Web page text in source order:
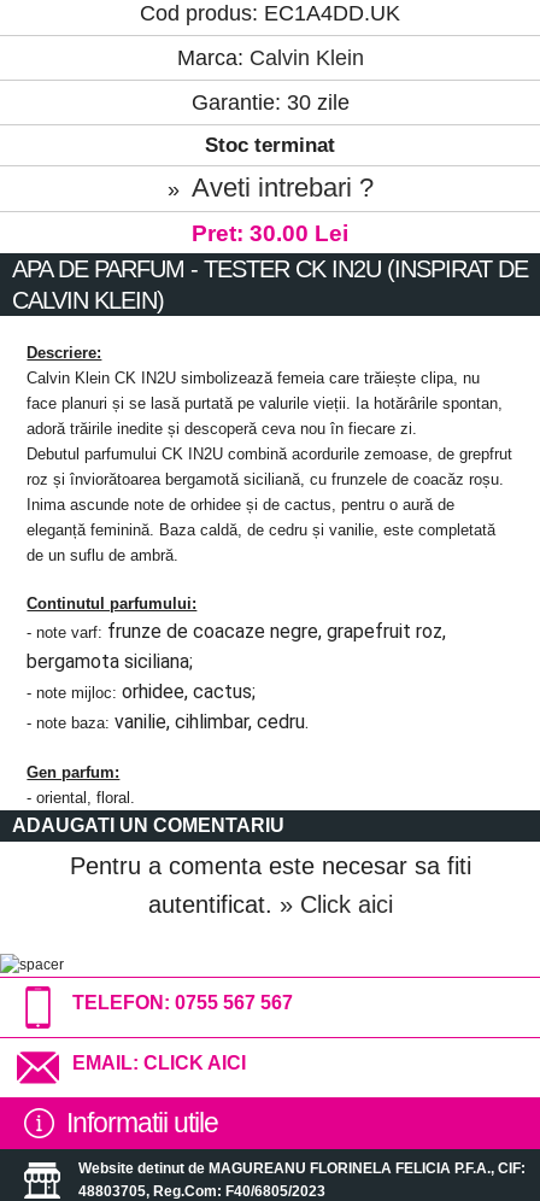
Cod produs: EC1A4DD.UK
Marca: Calvin Klein
Garantie: 30 zile
Stoc terminat
» Aveti intrebari ?
Pret: 30.00 Lei
APA DE PARFUM - TESTER CK IN2U (INSPIRAT DE
CALVIN KLEIN)
Descriere:
Calvin Klein CK IN2U simbolizează femeia care trăiește clipa, nu
face planuri și se lasă purtată pe valurile vieții. Ia hotărârile spontan,
adoră trăirile inedite și descoperă ceva nou în fiecare zi.
Debutul parfumului CK IN2U combină acordurile zemoase, de grepfrut
roz și înviorătoarea bergamotă siciliană, cu frunzele de coacăz roșu.
Inima ascunde note de orhidee și de cactus, pentru o aură de
eleganță feminină. Baza caldă, de cedru și vanilie, este completată
de un suflu de ambră.
Continutul parfumului:
- note varf: frunze de coacaze negre, grapefruit roz,
bergamota siciliana;
- note mijloc:orhidee, cactus;
- note baza:vanilie, cihlimbar, cedru.
Gen parfum:
- oriental, floral.
ADAUGATI UN COMENTARIU
Pentru a comenta este necesar sa fiti
autentificat. » Click aici
TELEFON: 0755 567 567
EMAIL: CLICK AICI
Informatii utile
Website detinut de MAGUREANU FLORINELA FELICIA P.F.A., CIF:
48803705, Reg.Com: F40/6805/2023